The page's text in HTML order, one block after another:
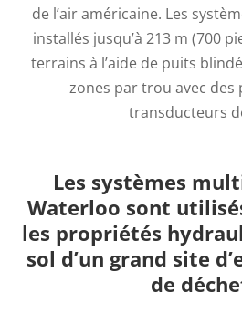
de l’air américaine. Les
installés jusqu’à 213 m (700
terrains à l’aide de puits
zones par trou avec des
transducteurs
Les systèmes
Waterloo sont
les propriétés
sol d’un grand site
de